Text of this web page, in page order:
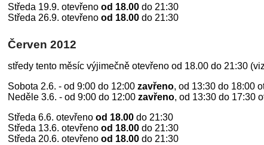
Středa 19.9. otevřenood 18.00 do 21:30
Středa 26.9. otevřenood 18.00 do 21:30
Červen 2012
středy tento měsíc výjimečně otevřeno od 18.00 do 21:30
Sobota 2.6. - od 9:00 do 12:00zavřeno, od 13:30 do 18:00
Neděle 3.6. - od 9:00 do 12:00zavřeno, od 13:30 do 17:30
Středa 6.6. otevřenood 18.00 do 21:30
Středa 13.6. otevřenood 18.00 do 21:30
Středa 20.6. otevřenood 18.00 do 21:30